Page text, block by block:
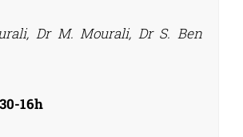
Dr M. Mourali, Dr S. Ben
16h